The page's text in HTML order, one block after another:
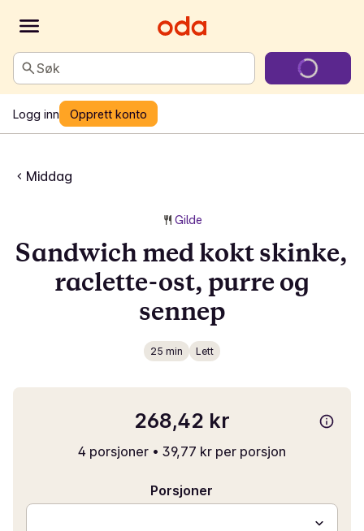
Søk
Logg inn Opprett konto
Middag
Gilde
Sandwich med kokt skinke,
raclette-ost, purre og
sennep
25 min Lett
268,42 kr
4 porsjoner • 39,77 kr per porsjon
Porsjoner